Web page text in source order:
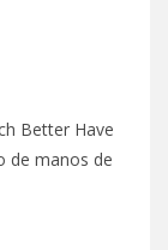
Better Have
de manos de